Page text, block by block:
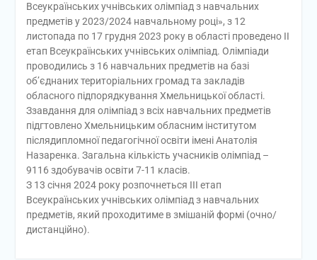
Всеукраїнських учнівських олімпіад з навчальних
предметів у 2023/2024 навчальному році», з 12
листопада по 17 грудня 2023 року в області проведено ІІ
етап Всеукраїнських учнівських олімпіад. Олімпіади
проводились з 16 навчальних предметів на базі
об’єднаних територіальних громад та закладів
обласного підпорядкування Хмельницької області.
Ззавдання для олімпіад з всіх навчальних предметів
підгтовлено Хмельницьким обласним інститутом
післядипломної педагогічної освіти імені Анатолія
Назаренка. Загальна кількість учасників олімпіад –
9116 здобувачів освіти 7-11 класів.
З 13 січня 2024 року розпочнеться ІІІ етап
Всеукраїнських учнівських олімпіад з навчальних
предметів, який проходитиме в змішаній формі (очно/
дистанційно).